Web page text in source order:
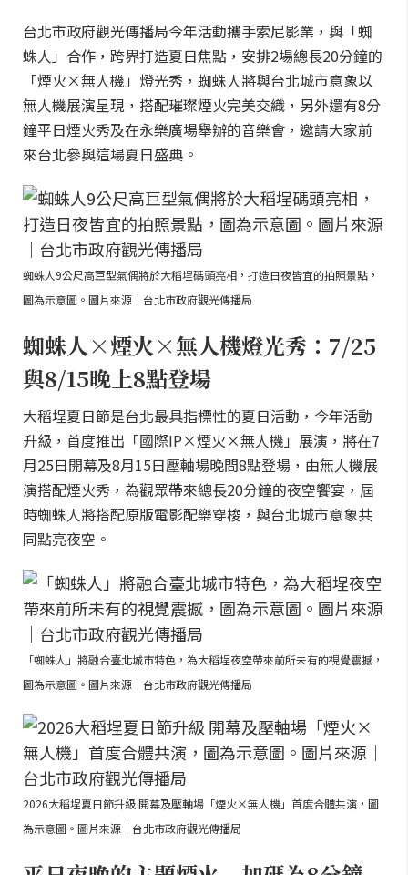
台北市政府觀光傳播局今年活動攜手索尼影業，與「蜘
蛛人」合作，跨界打造夏日焦點，安排2場總長20分鐘的
「煙火×無人機」燈光秀，蜘蛛人將與台北城市意象以
無人機展演呈現，搭配璀璨煙火完美交織，另外還有8分
鐘平日煙火秀及在永樂廣場舉辦的音樂會，邀請大家前
來台北參與這場夏日盛典。
蜘蛛人9公尺高巨型氣偶將於大稻埕碼頭亮相，打造日夜皆宜的拍照景點，
圖為示意圖。圖片來源｜台北市政府觀光傳播局
蜘蛛人×煙火×無人機燈光秀：7/25
與8/15晚上8點登場
大稻埕夏日節是台北最具指標性的夏日活動，今年活動
升級，首度推出「國際IP×煙火×無人機」展演，將在7
月25日開幕及8月15日壓軸場晚間8點登場，由無人機展
演搭配煙火秀，為觀眾帶來總長20分鐘的夜空饗宴，屆
時蜘蛛人將搭配原版電影配樂穿梭，與台北城市意象共
同點亮夜空。
「蜘蛛人」將融合臺北城市特色，為大稻埕夜空帶來前所未有的視覺震撼，
圖為示意圖。圖片來源｜台北市政府觀光傳播局
2026大稻埕夏日節升級 開幕及壓軸場「煙火×無人機」首度合體共演，圖
為示意圖。圖片來源｜台北市政府觀光傳播局